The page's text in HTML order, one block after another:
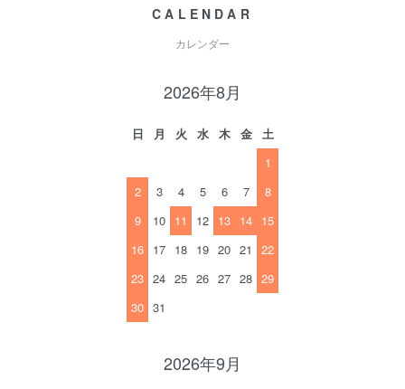
CALENDAR
カレンダー
2026年8月
日 月 火 水 木 金
土
1
2
3 4 5 6 7
8
9
10 11 12 13 14 15
16 17 18 19 20 21
22
23 24 25 26 27 28 29
30 31
2026年9月